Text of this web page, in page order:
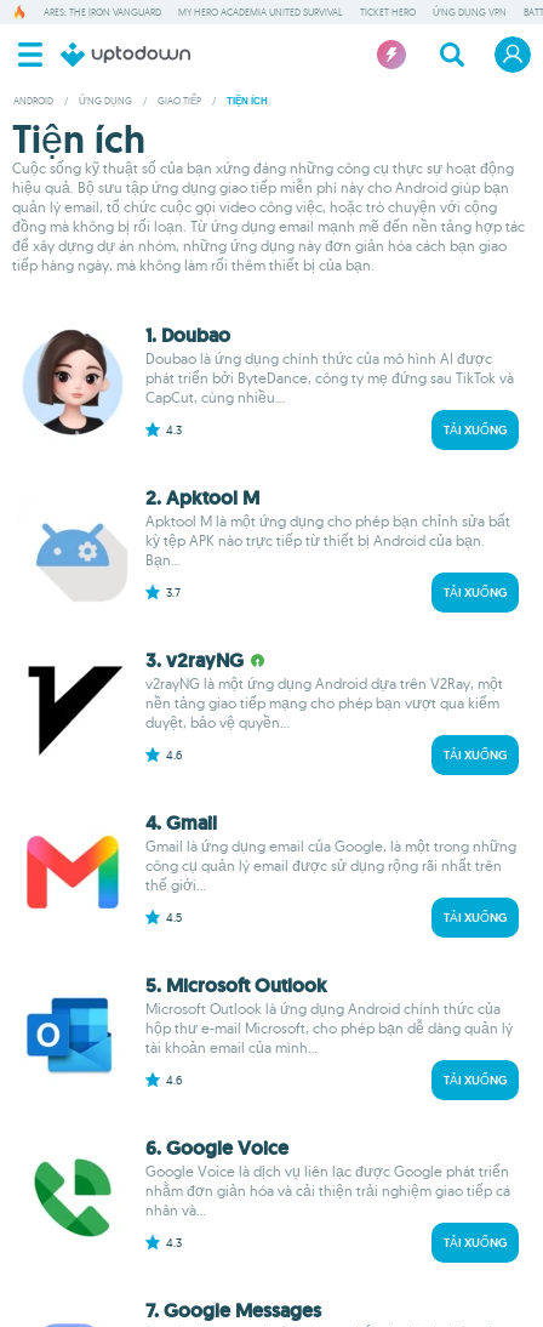
ARES: THE IRON VANGUARD MY HERO ACADEMIA UNITED SURVIVAL TICKET HERO ỨNG DỤNG VPN
ANDROID / ỨNG DỤNG / GIAO TIẾP / TIỆN ÍCH
Tiện ích
Cuộc sống kỹ thuật số của bạn xứng đáng những công cụ thực sự hoạt động
hiệu quả. Bộ sưu tập ứng dụng giao tiếp miễn phí này cho Android giúp bạn
quản lý email, tổ chức cuộc gọi video công việc, hoặc trò chuyện với cộng
đồng mà không bị rối loạn. Từ ứng dụng email mạnh mẽ đến nền tảng hợp tác
để xây dựng dự án nhóm, những ứng dụng này đơn giản hóa cách bạn giao
tiếp hàng ngày, mà không làm rối thêm thiết bị của bạn.
1. Doubao
Doubao là ứng dụng chính thức của mô hình AI được
phát triển bởi ByteDance, công ty mẹ đứng sau TikTok và
CapCut, cùng nhiều...
4.3 TẢI XUỐNG
2. Apktool M
Apktool M là một ứng dụng cho phép bạn chỉnh sửa bất
kỳ tệp APK nào trực tiếp từ thiết bị Android của bạn.
Bạn...
3.7 TẢI XUỐNG
3. v2rayNG
v2rayNG là một ứng dụng Android dựa trên V2Ray, một
nền tảng giao tiếp mạng cho phép bạn vượt qua kiểm
duyệt, bảo vệ quyền...
4.6 TẢI XUỐNG
4. Gmail
Gmail là ứng dụng email của Google, là một trong những
công cụ quản lý email được sử dụng rộng rãi nhất trên
thế giới...
4.5 TẢI XUỐNG
5. Microsoft Outlook
Microsoft Outlook là ứng dụng Android chính thức của
hộp thư e-mail Microsoft, cho phép bạn dễ dàng quản lý
tài khoản email của mình...
4.6 TẢI XUỐNG
6. Google Voice
Google Voice là dịch vụ liên lạc được Google phát triển
nhằm đơn giản hóa và cải thiện trải nghiệm giao tiếp cá
nhân và...
4.3 TẢI XUỐNG
7. Google Messages